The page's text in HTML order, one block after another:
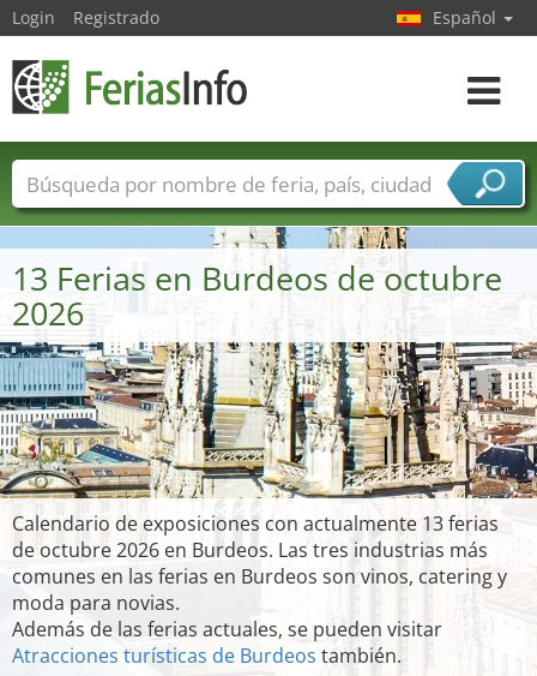
13 Ferias en Burdeos de octubre
2026
Calendario de exposiciones con actualmente 13 ferias
de octubre 2026 en Burdeos. Las tres industrias más
comunes en las ferias en Burdeos son vinos, catering y
moda para novias.
Además de las ferias actuales, se pueden visitar
Atracciones turísticas de Burdeos también.
Login Registrado Español
toggle
Nombres de ferias Países
Ciudades
Sectores de ferias
Sectores de proveedor de servicios